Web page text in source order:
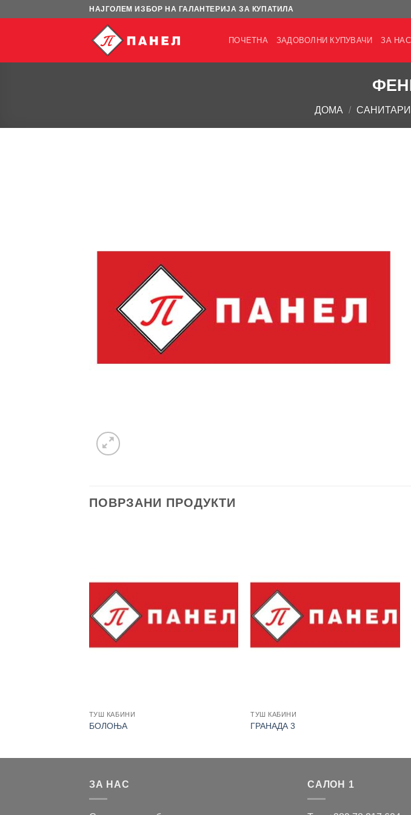
НАЈГОЛЕМ ИЗБОР НА ГАЛАНТЕРИЈА ЗА КУПАТИЛА
ПОЧЕТНА ЗАДОВОЛНИ КУПУВАЧИ ЗА НАС
ДОМА /
ПОВРЗАНИ ПРОДУКТИ
ТУШ КАБИНИ
БОЛОЊА
ТУШ КАБИНИ
ГРАНАДА 3
ЗА НАС САЛОН 1